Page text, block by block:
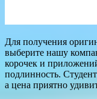
Для получения
выберите нашу
корочек и
подлинность.
а цена приятно